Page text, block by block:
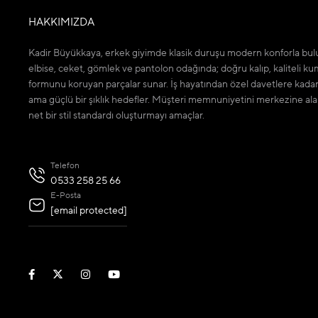
HAKKIMIZDA
Kadir Büyükkaya, erkek giyimde klasik duruşu modern konforla
elbise, ceket, gömlek ve pantolon odağında; doğru kalıp, kaliteli
formunu koruyan parçalar sunar. İş hayatından özel davetlere
ama güçlü bir şıklık hedefler. Müşteri memnuniyetini merkezine
net bir stil standardı oluşturmayı amaçlar.
Telefon
0533 258 25 66
E-Posta
[email protected]